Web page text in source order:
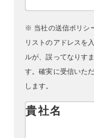
※ 当社の送信ポリシ
リストのアドレスを
ルが、誤ってなりす
す。確実に受信いた
します。
貴社名